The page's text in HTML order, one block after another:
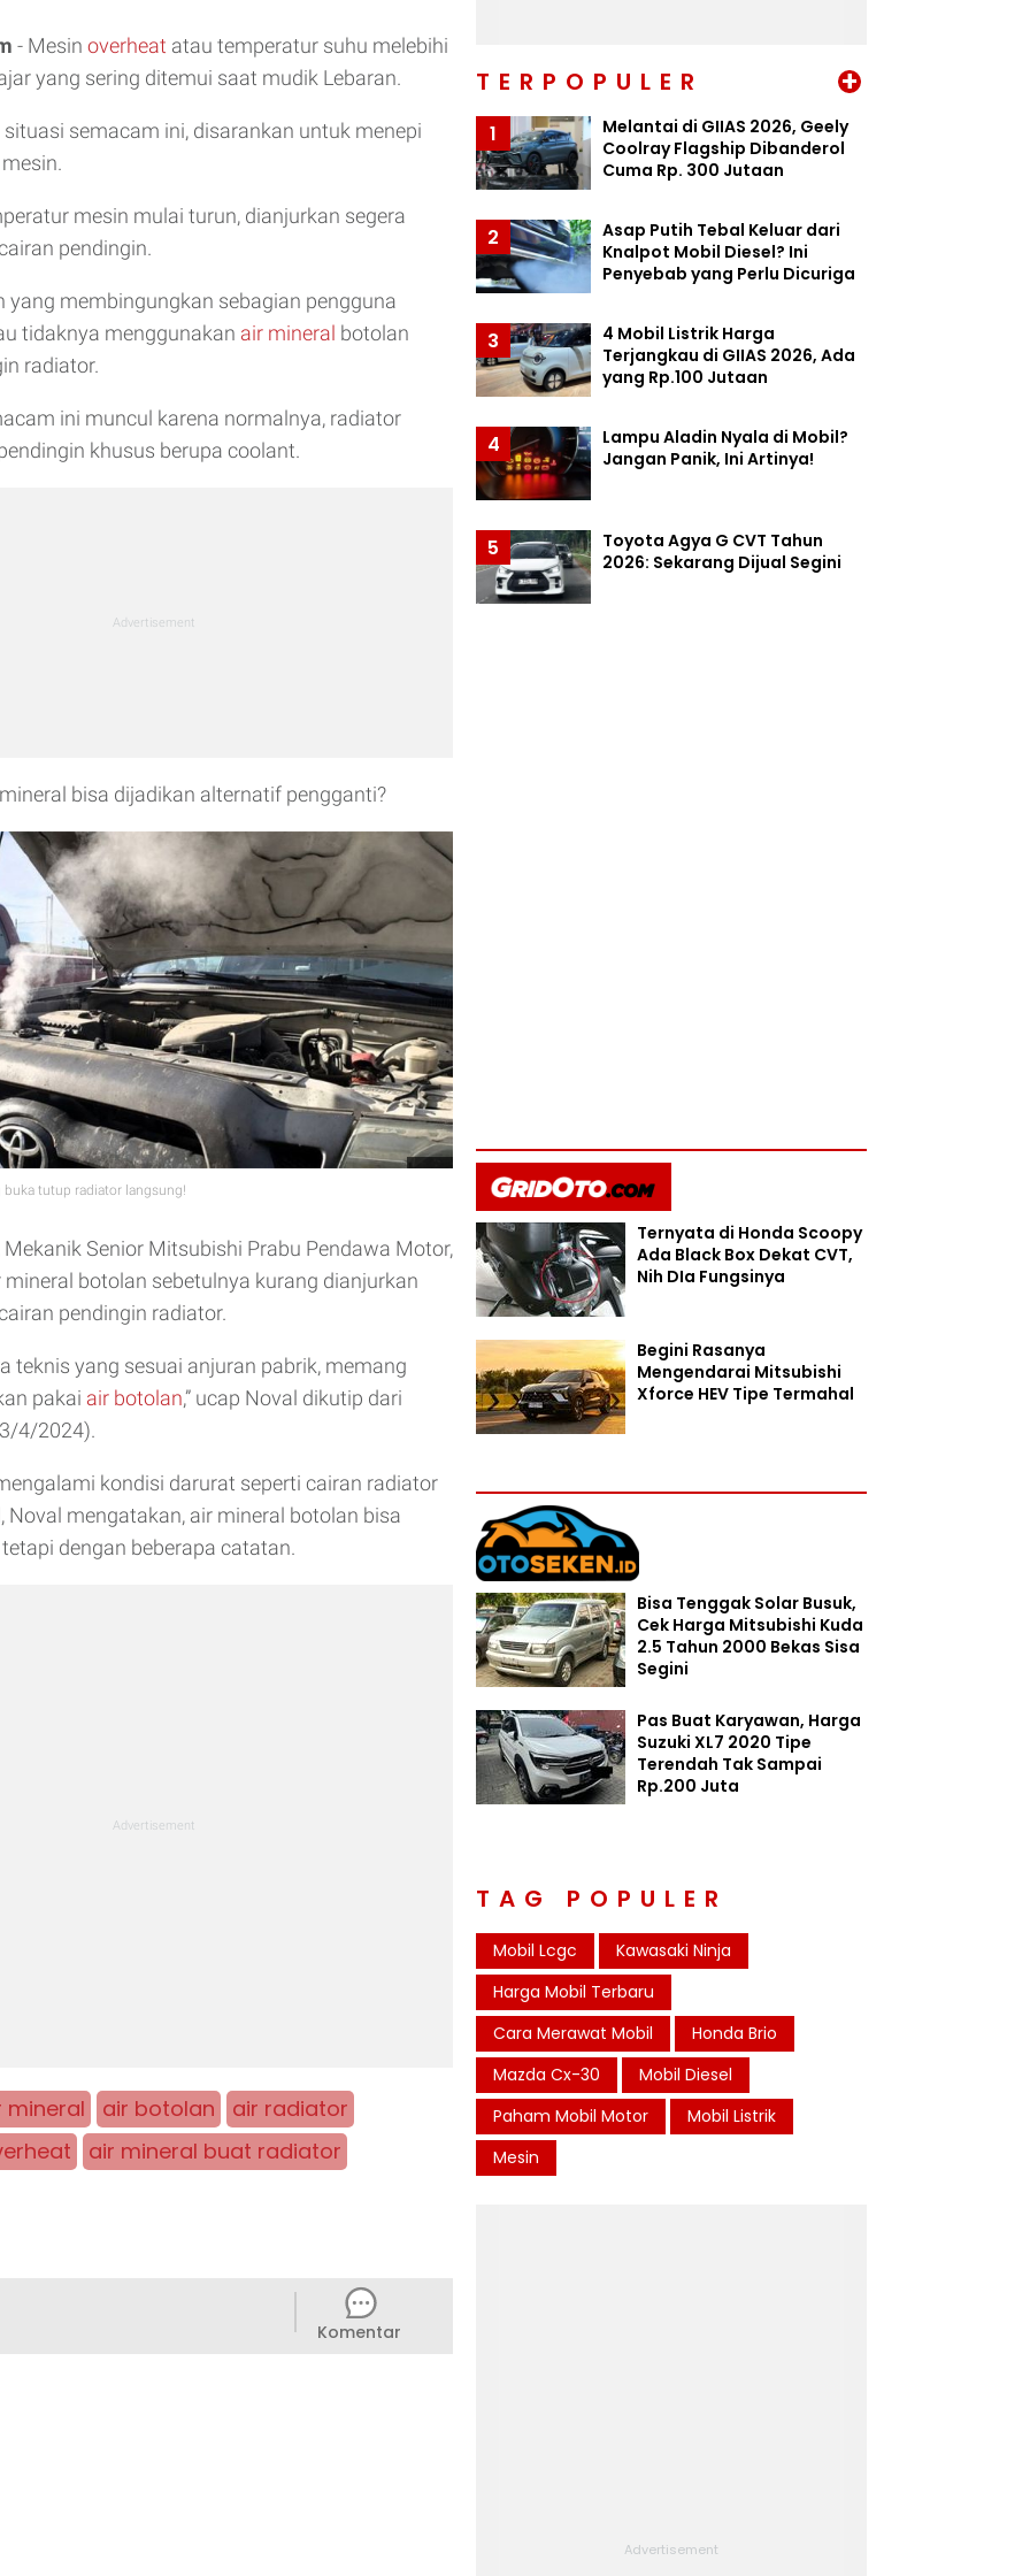
- Mesin overheat atau temperatur suhu melebihi
yang sering ditemui saat mudik Lebaran.
semacam ini, disarankan untuk menepi
mesin mulai turun, dianjurkan segera
pendingin.
yang membingungkan sebagian pengguna
tidaknya menggunakan air mineral botolan
radiator.
ini muncul karena normalnya, radiator
khusus berupa coolant.
bisa dijadikan alternatif pengganti?
buka tutup radiator langsung!
Mekanik Senior Mitsubishi Prabu Pendawa Motor,
mineral botolan sebetulnya kurang dianjurkan
pendingin radiator.
teknis yang sesuai anjuran pabrik, memang
pakai air botolan,” ucap Noval dikutip dari
4/2024).
kondisi darurat seperti cairan radiator
Noval mengatakan, air mineral botolan bisa
dengan beberapa catatan.
mineral air botolan
air radiator
air mineral buat radiator
Komentar
TERPOPULER +
1
Melantai di GIIAS 2026, Geely
Coolray Flagship Dibanderol
Cuma Rp. 300 Jutaan
2
Asap Putih Tebal Keluar dari
Knalpot Mobil Diesel? Ini
Penyebab yang Perlu Dicuriga
3
4 Mobil Listrik Harga
Terjangkau di GIIAS 2026, Ada
yang Rp.100 Jutaan
4
Lampu Aladin Nyala di Mobil?
Jangan Panik, Ini Artinya!
5
Toyota Agya G CVT Tahun
2026: Sekarang Dijual Segini
Ternyata di Honda Scoopy
Ada Black Box Dekat CVT,
Nih DIa Fungsinya
Begini Rasanya
Mengendarai Mitsubishi
Xforce HEV Tipe Termahal
Bisa Tenggak Solar Busuk,
Cek Harga Mitsubishi Kuda
2.5 Tahun 2000 Bekas Sisa
Segini
Pas Buat Karyawan, Harga
Suzuki XL7 2020 Tipe
Terendah Tak Sampai
Rp.200 Juta
TAG POPULER
Mobil Lcgc
Kawasaki Ninja
Harga Mobil Terbaru
Cara Merawat Mobil
Honda Brio
Mazda Cx-30
Mobil Diesel
Paham Mobil Motor
Mobil Listrik
Mesin